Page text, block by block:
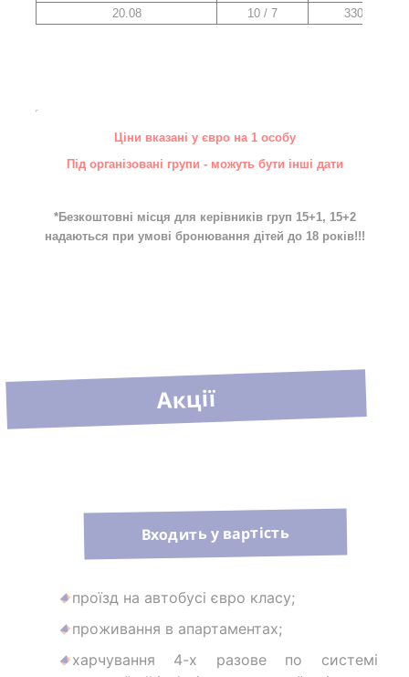
20.08
10 / 7 330
Ціни вказані у євро на 1 особу
Під організовані групи - можуть бути інші дати
*Безкоштовні місця для керівників груп 15+1, 15+2
надаються при умові бронювання дітей до 18 років!!!
Акції
Входить у вартість
проїзд на автобусі євро класу;
проживання в апартаментах;
харчування 4-х разове по системі